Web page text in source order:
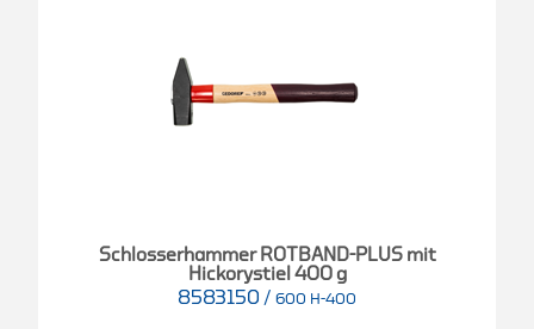
Schlosserhammer ROTBAND-PLUS mit
Hickorystiel 400 g
8583150 / 600 H-400